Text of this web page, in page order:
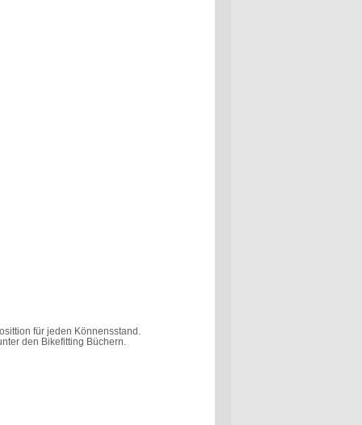
für jeden Könnensstand.
den Bikefitting Büchern.